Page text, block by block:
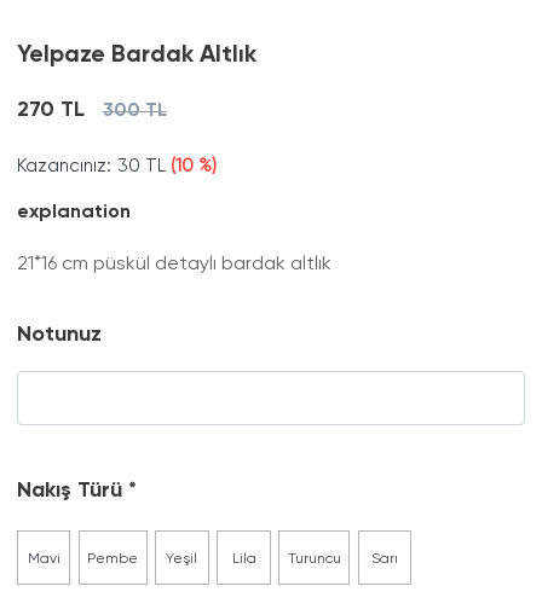
Yelpaze Bardak Altlık
270 TL 300 TL
Kazancınız: 30 TL (10 %)
explanation
21*16 cm püskül detaylı bardak altlık
Notunuz
Nakış Türü
Mavi Pembe Yeşil Lila Turuncu Sarı